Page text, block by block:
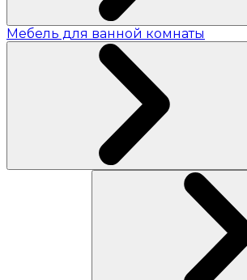
Мебель для ванной комнаты